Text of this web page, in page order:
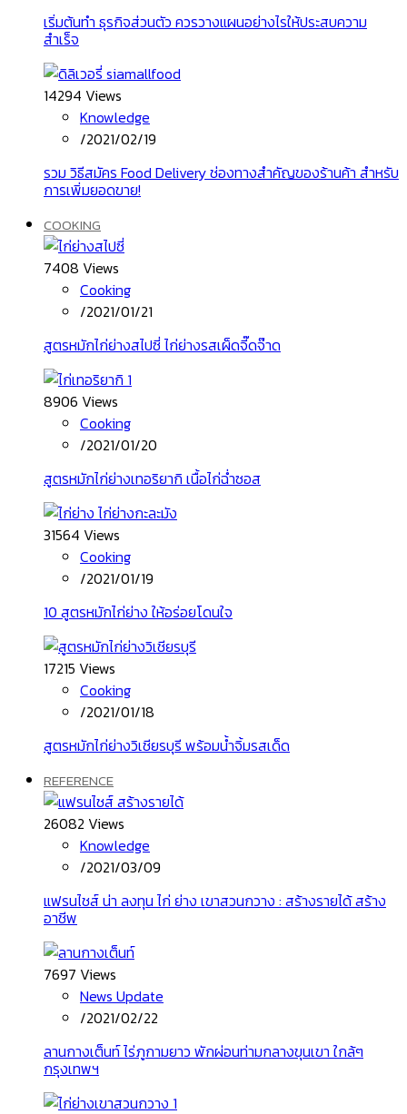
เริ่มต้นทํา ธุรกิจส่วนตัว ควรวางแผนอย่างไรให้ประสบความ
สำเร็จ
14294 Views
Knowledge
/2021/02/19
รวม วิธีสมัคร Food Delivery ช่องทางสำคัญของร้านค้า สำหรับ
การเพิ่มยอดขาย!
COOKING
7408 Views
Cooking
/2021/01/21
สูตรหมักไก่ย่างสไปซี่ ไก่ย่างรสเผ็ดจี๊ดจ๊าด
8906 Views
Cooking
/2021/01/20
สูตรหมักไก่ย่างเทอริยากิ เนื้อไก่ฉ่ำซอส
31564 Views
Cooking
/2021/01/19
10 สูตรหมักไก่ย่าง ให้อร่อยโดนใจ
17215 Views
Cooking
/2021/01/18
สูตรหมักไก่ย่างวิเชียรบุรี พร้อมน้ำจิ้มรสเด็ด
REFERENCE
26082 Views
Knowledge
/2021/03/09
แฟรนไชส์ น่า ลงทุน ไก่ ย่าง เขาสวนกวาง : สร้างรายได้ สร้าง
อาชีพ
7697 Views
News Update
/2021/02/22
ลานกางเต็นท์ ไร่ภูกามยาว พักผ่อนท่ามกลางขุนเขา ใกล้ๆ
กรุงเทพฯ